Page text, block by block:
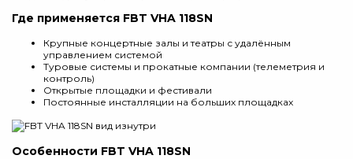
Где применяется FBT VHA 118SN
Крупные концертные залы и театры с удалённым
управлением системой
Туровые системы и прокатные компании (телеметрия и
контроль)
Открытые площадки и фестивали
Постоянные инсталляции на больших площадках
Особенности FBT VHA 118SN